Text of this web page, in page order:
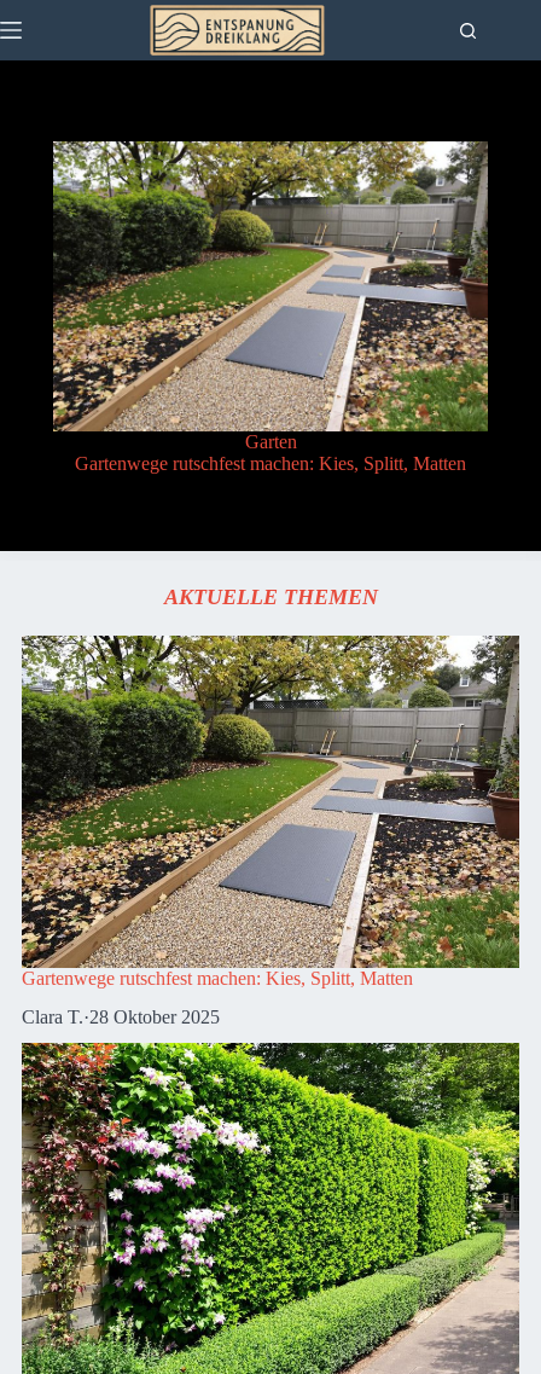
Inhalt
Garten
Gartenwege rutschfest machen: Kies, Splitt, Matten
AKTUELLE THEMEN
Gartenwege rutschfest machen: Kies, Splitt, Matten
Clara T.·28 Oktober 2025